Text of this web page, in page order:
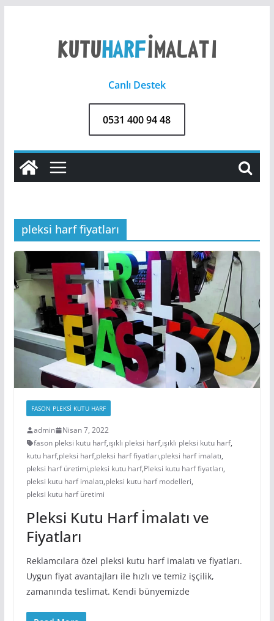
Canlı Destek
0531 400 94 48
pleksi harf fiyatları
FASON PLEKSİ KUTU HARF
admin
Nisan 7, 2022
fason pleksi kutu harf,ışıklı pleksi harf,ışıklı pleksi kutu harf,
kutu harf,pleksi harf,pleksi harf fiyatları,pleksi harf imalatı,
pleksi harf üretimi,pleksi kutu harf,Pleksi kutu harf fiyatları,
pleksi kutu harf imalatı,pleksi kutu harf modelleri,
pleksi kutu harf üretimi
Pleksi Kutu Harf İmalatı ve
Fiyatları
Reklamcılara özel pleksi kutu harf imalatı ve fiyatları.
Uygun fiyat avantajları ile hızlı ve temiz işçilik,
zamanında teslimat. Kendi bünyemizde